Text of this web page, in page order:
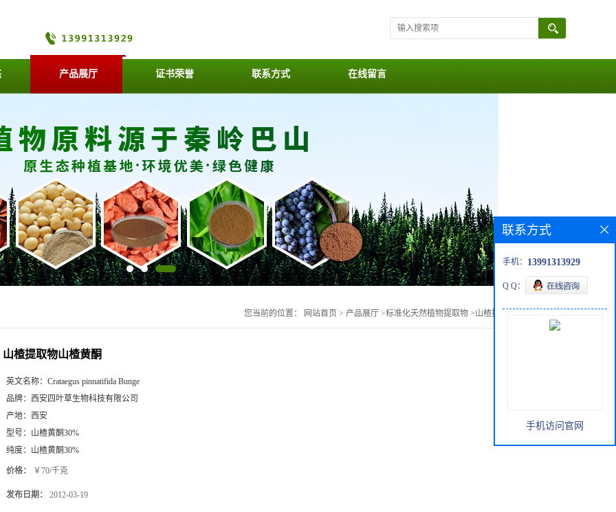
产品展厅 证书荣誉 联系方式 在线留言
您当前的位置： 网站首页 > 产品展厅 >标准化天然植物提取物 >山楂提取物山楂黄酮
山楂提取物山楂黄酮
英文名称： Crataegus pinnatifida Bunge
品牌： 西安四叶草生物科技有限公司
产地： 西安
型号： 山楂黄酮30%
纯度： 山楂黄酮30%
价格： ￥70/千克
发布日期： 2012-03-19
联系方式
手机： 13991313929
Q Q：
手机访问官网